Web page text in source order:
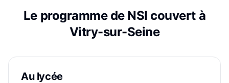
Le programme de NSI couvert à
Vitry-sur-Seine
Au lycée